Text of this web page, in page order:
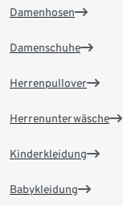
Damenhosen
Damenschuhe
Herrenpullover
Herrenunterwäsche
Kinderkleidung
Babykleidung